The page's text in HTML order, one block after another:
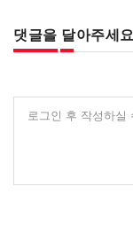
댓글을 달아주세요
로그인 후 작성하실